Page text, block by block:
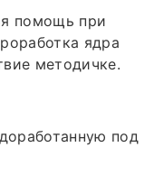
помощь при
ядра
методичке.
под